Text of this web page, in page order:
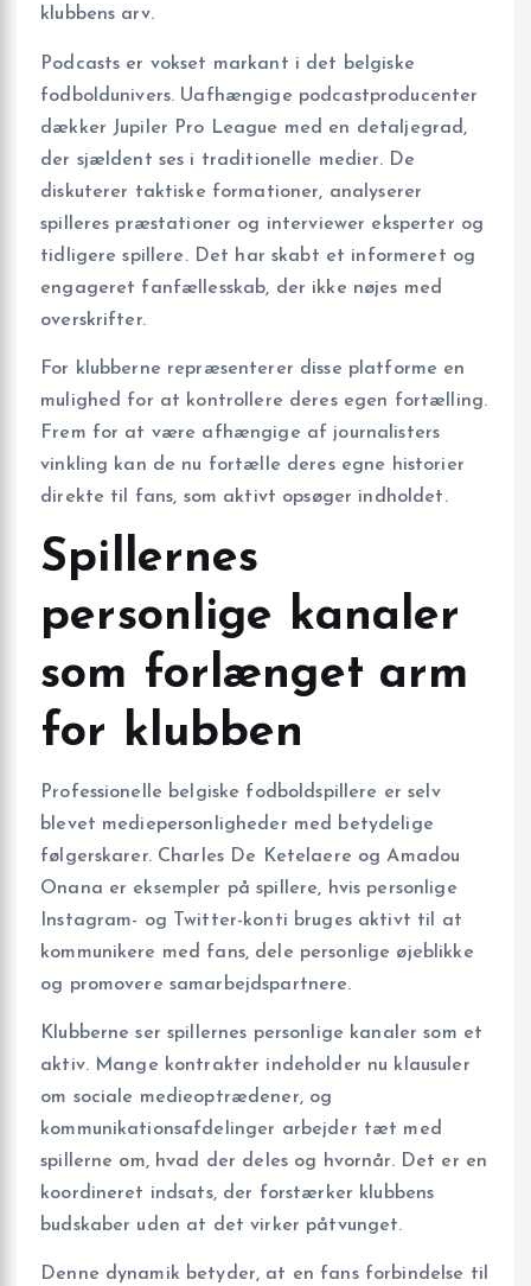
klubbens arv.
Podcasts er vokset markant i det belgiske
fodboldunivers. Uafhængige podcastproducenter
dækker Jupiler Pro League med en detaljegrad,
der sjældent ses i traditionelle medier. De
diskuterer taktiske formationer, analyserer
spilleres præstationer og interviewer eksperter og
tidligere spillere. Det har skabt et informeret og
engageret fanfællesskab, der ikke nøjes med
overskrifter.
For klubberne repræsenterer disse platforme en
mulighed for at kontrollere deres egen fortælling.
Frem for at være afhængige af journalisters
vinkling kan de nu fortælle deres egne historier
direkte til fans, som aktivt opsøger indholdet.
Spillernes
personlige kanaler
som forlænget arm
for klubben
Professionelle belgiske fodboldspillere er selv
blevet mediepersonligheder med betydelige
følgerskarer. Charles De Ketelaere og Amadou
Onana er eksempler på spillere, hvis personlige
Instagram- og Twitter-konti bruges aktivt til at
kommunikere med fans, dele personlige øjeblikke
og promovere samarbejdspartnere.
Klubberne ser spillernes personlige kanaler som et
aktiv. Mange kontrakter indeholder nu klausuler
om sociale medieoptrædener, og
kommunikationsafdelinger arbejder tæt med
spillerne om, hvad der deles og hvornår. Det er en
koordineret indsats, der forstærker klubbens
budskaber uden at det virker påtvunget.
Denne dynamik betyder, at en fans forbindelse til